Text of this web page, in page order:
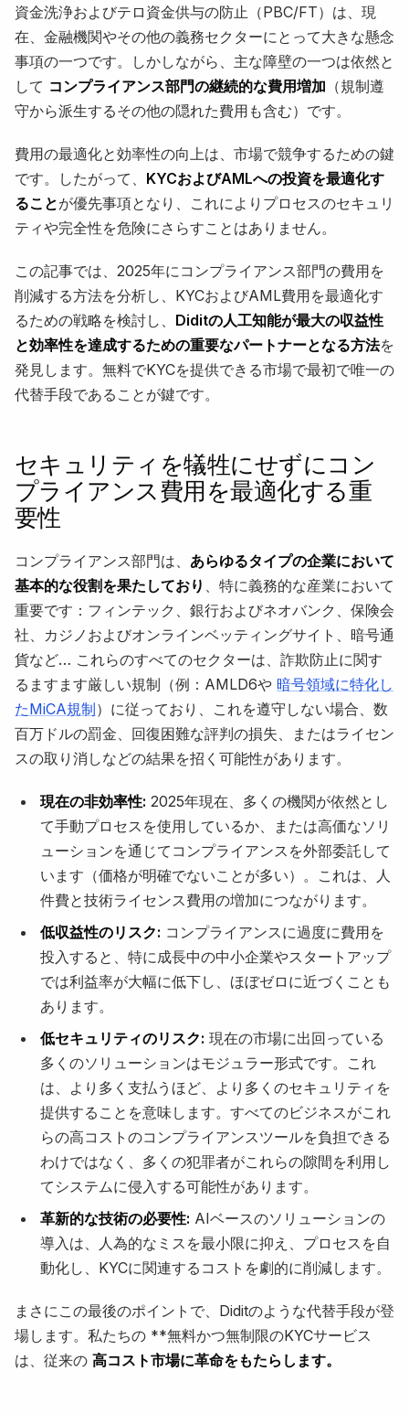
資金洗浄およびテロ資金供与の防止（PBC/FT）は、現
在、金融機関やその他の義務セクターにとって大きな懸念
事項の一つです。しかしながら、主な障壁の一つは依然と
して コンプライアンス部門の継続的な費用増加 （規制遵
守から派生するその他の隠れた費用も含む）です。
費用の最適化と効率性の向上は、市場で競争するための鍵
です。したがって、 KYCおよびAMLへの投資を最適化す
ることが優先事項となり、これによりプロセスのセキュリ
ティや完全性を危険にさらすことはありません。
この記事では、2025年にコンプライアンス部門の費用を
削減する方法を分析し、KYCおよびAML費用を最適化す
るための戦略を検討し、 Diditの人工知能が最大の収益性
と効率性を達成するための重要なパートナーとなる方法を
発見します。無料でKYCを提供できる市場で最初で唯一の
代替手段であることが鍵です。
セキュリティを犠牲にせずにコン
プライアンス費用を最適化する重
要性
コンプライアンス部門は、 あらゆるタイプの企業において
基本的な役割を果たしており
、特に義務的な産業において
重要です：フィンテック、銀行およびネオバンク、保険会
社、カジノおよびオンラインベッティングサイト、暗号通
貨など… これらのすべてのセクターは、詐欺防止に関す
るますます厳しい規制（例：AMLD6や 暗号領域に特化し
たMiCA規制）に従っており、これを遵守しない場合、数
百万ドルの罰金、回復困難な評判の損失、またはライセン
スの取り消しなどの結果を招く可能性があります。
現在の非効率性: 2025年現在、多くの機関が依然とし
て手動プロセスを使用しているか、または高価なソリ
ューションを通じてコンプライアンスを外部委託して
います（価格が明確でないことが多い）。これは、人
件費と技術ライセンス費用の増加につながります。
低収益性のリスク: コンプライアンスに過度に費用を
投入すると、特に成長中の中小企業やスタートアップ
では利益率が大幅に低下し、ほぼゼロに近づくことも
あります。
低セキュリティのリスク: 現在の市場に出回っている
多くのソリューションはモジュラー形式です。これ
は、より多く支払うほど、より多くのセキュリティを
提供することを意味します。すべてのビジネスがこれ
らの高コストのコンプライアンスツールを負担できる
わけではなく、多くの犯罪者がこれらの隙間を利用し
てシステムに侵入する可能性があります。
革新的な技術の必要性: AIベースのソリューションの
導入は、人為的なミスを最小限に抑え、プロセスを自
動化し、KYCに関連するコストを劇的に削減します。
まさにこの最後のポイントで、Diditのような代替手段が登
場します。私たちの **無料かつ無制限のKYCサービス
は、従来の 高コスト市場に革命をもたらします。